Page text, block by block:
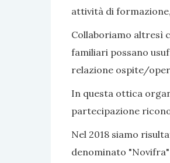
attività di
Collaboriamo altresì
familiari possano
relazione ospite/
In questa ottica
partecipazione
Nel 2018 siamo
denominato